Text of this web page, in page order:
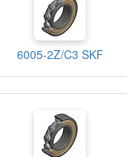
6005-2Z/C3 SKF